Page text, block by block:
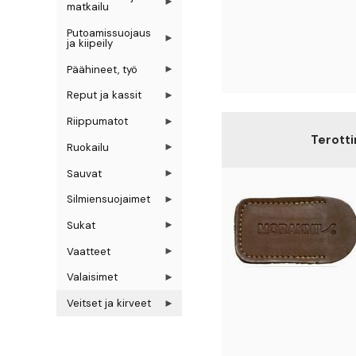
matkailu
Putoamissuojaus
ja kiipeily
Päähineet, työ
Reput ja kassit
Riippumatot
Ruokailu
Sauvat
Silmiensuojaimet
Sukat
Vaatteet
Valaisimet
Veitset ja kirveet